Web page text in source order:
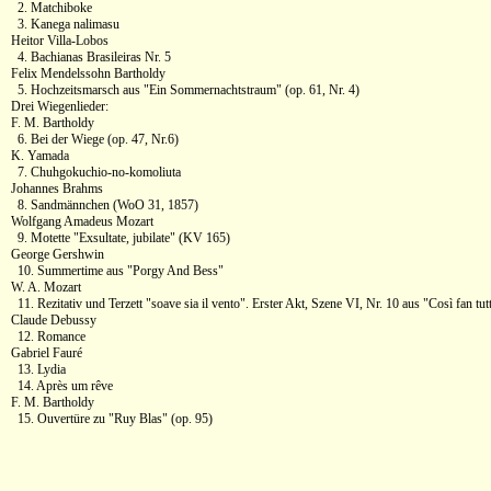
2. Matchiboke
3. Kanega nalimasu
Heitor Villa-Lobos
4. Bachianas Brasileiras Nr. 5
Felix Mendelssohn Bartholdy
5. Hochzeitsmarsch aus "Ein Sommernachtstraum" (op. 61, Nr. 4)
Drei Wiegenlieder:
F. M. Bartholdy
6. Bei der Wiege (op. 47, Nr.6)
K. Yamada
7. Chuhgokuchio-no-komoliuta
Johannes Brahms
8. Sandmännchen (WoO 31, 1857)
Wolfgang Amadeus Mozart
9. Motette "Exsultate, jubilate" (KV 165)
George Gershwin
10. Summertime aus "Porgy And Bess"
W. A. Mozart
11. Rezitativ und Terzett "soave sia il vento". Erster Akt, Szene VI, Nr. 10 aus "Così fan
Claude Debussy
12. Romance
Gabriel Fauré
13. Lydia
14. Après um rêve
F. M. Bartholdy
15. Ouvertüre zu "Ruy Blas" (op. 95)